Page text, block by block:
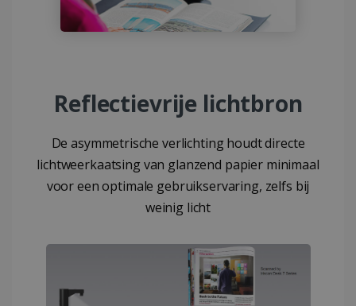
Reflectievrije lichtbron
De asymmetrische verlichting houdt directe
lichtweerkaatsing van glanzend papier minimaal
voor een optimale gebruikservaring, zelfs bij
weinig licht